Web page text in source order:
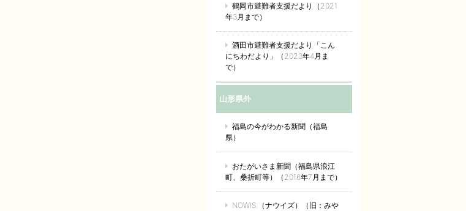
鶴岡市避難者支援だより（2021
年3月まで）
酒田市避難者支援だより「こん
にちわだより」（2023年4月ま
で）
山形県外
福島の今がわかる新聞（福島
県）
おたがいさま新聞（福島県浪江
町、桑折町等）（2016年7月まで）
NOWIS.（ナウイズ）（旧：みや